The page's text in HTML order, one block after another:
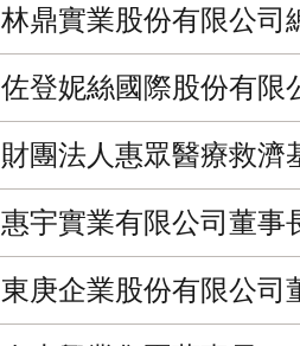
林鼎實業股份有限公司
佐登妮絲國際股份有限
財團法人惠眾醫療救濟
惠宇實業有限公司董事
東庚企業股份有限公司